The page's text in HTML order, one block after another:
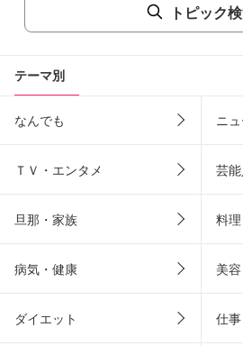
トピック
テーマ別
なんでも ニ
ＴＶ・エンタメ 芸
旦那・家族 料
病気・健康 美
ダイエット 仕